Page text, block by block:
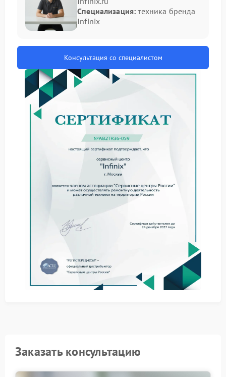
Основные причины отсутствия
зарядки
обратить внимание на следующие моменты:
неисправность сетевого адаптера или кабеля
питания;
износ аккумулятора;
повреждение разъема питания;
сбои в контроллере питания на плате.
Даже при внешней целостности блока питания
проблема может скрываться внутри. Точная
диагностика позволяет определить характер
неисправности и подобрать оптимальный вариант
Как проходит обслуживание
Сервис Infinix проводит комплексное обследование
владельцем. Процедура организована поэтапно:
тестирование цепей питания;
замена вышедших из строя компонентов.
Сервисный центр Infinix использует оригинальные
комплектующие и специализированное
Специализация: техника бренда
Infinix
Консультация со специалистом
Заказать консультацию